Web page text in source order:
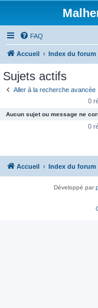
FAQ
Accueil Index du forum
Sujets actifs
Aller à la recherche avancée
0
Aucun sujet ou message ne
0
Accueil Index du forum
Développé par